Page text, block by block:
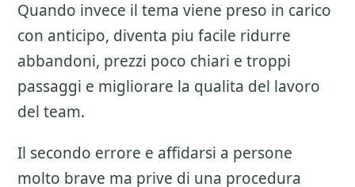
Quando invece il tema viene preso in carico
con anticipo, diventa piu facile ridurre
abbandoni, prezzi poco chiari e troppi
passaggi e migliorare la qualita del lavoro
del team.
Il secondo errore e affidarsi a persone
molto brave ma prive di una procedura